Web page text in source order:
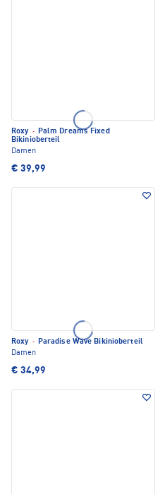
Roxy · Palm Dreams Fixed
Bikinioberteil
Damen
€ 39,99
Roxy · Paradise Wave Bikinioberteil
Damen
€ 34,99